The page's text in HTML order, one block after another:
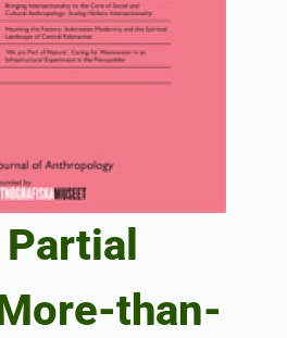
than-